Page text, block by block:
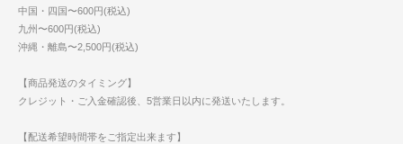
中国・四国〜600円(税込)
九州〜600円(税込)
沖縄・離島〜2,500円(税込)
【商品発送のタイミング】
クレジット・ご入金確認後、5営業日以内に発送いたします。
【配送希望時間帯をご指定出来ます】